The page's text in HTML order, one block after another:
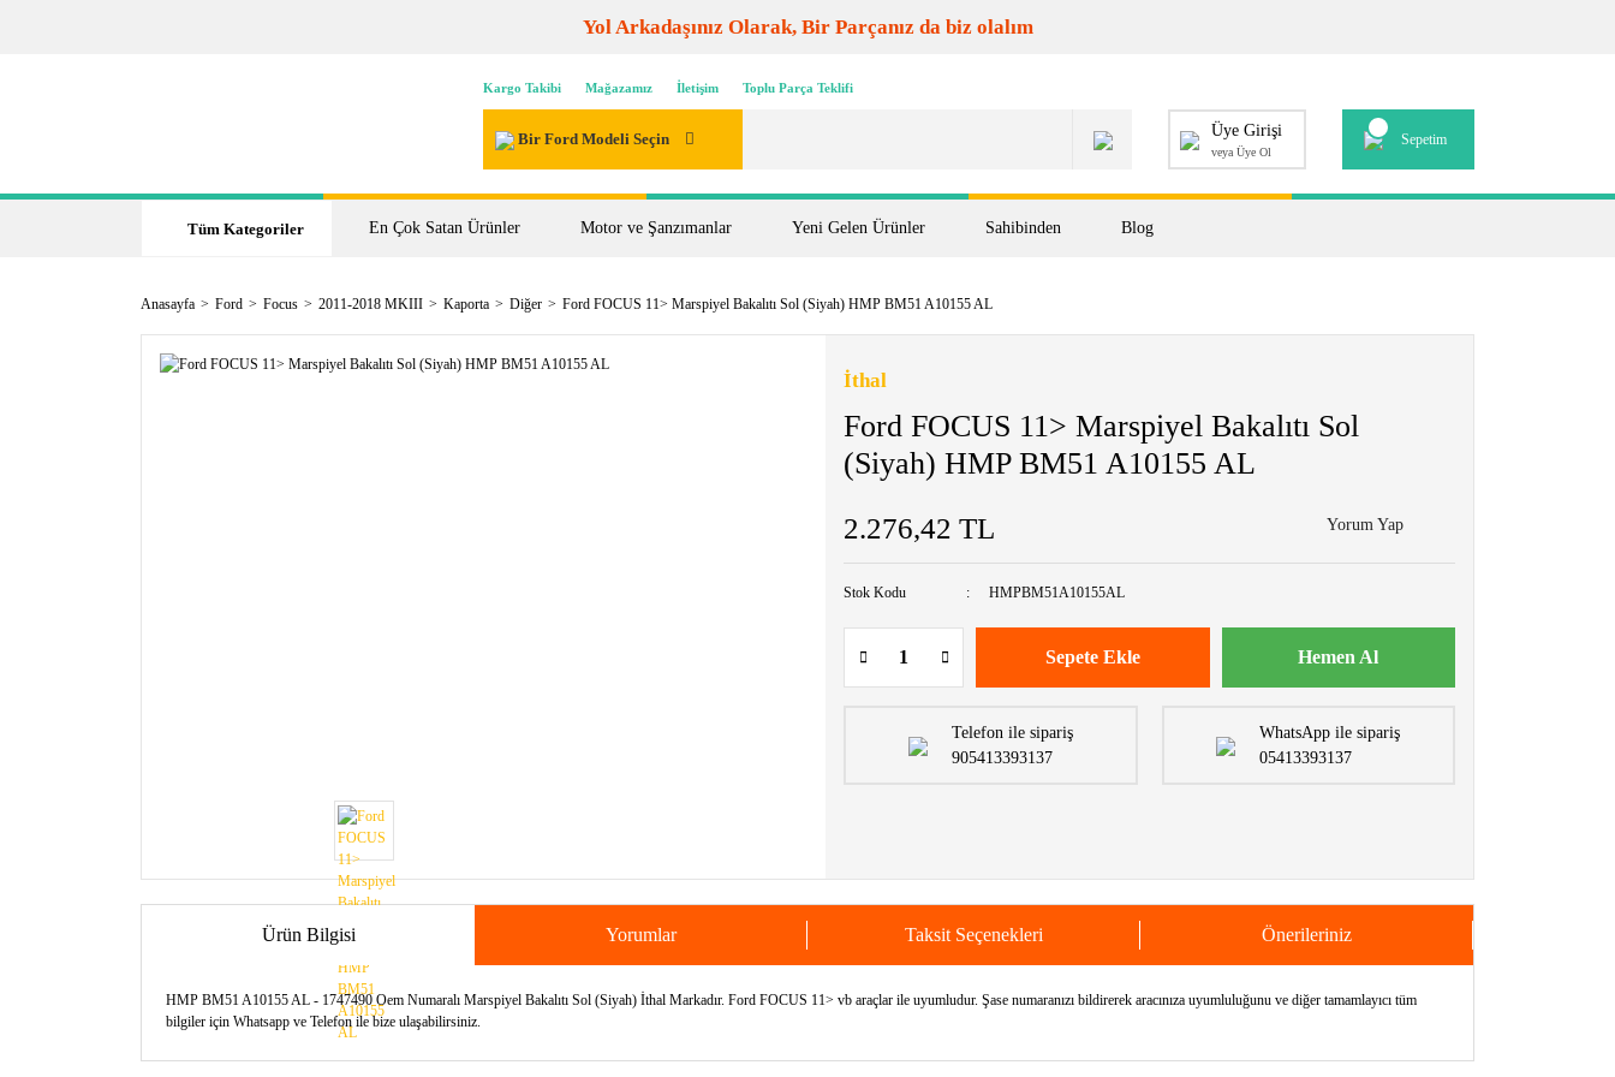
Yol Arkadaşınız Olarak, Bir Parçanız da biz olalım
Kargo Takibi Mağazamız İletişim Toplu Parça Teklifi
Bir Ford Modeli Seçin Üye Girişi
veya Üye Ol
Sepetim
Tüm Kategoriler En Çok Satan Ürünler Motor ve Şanzımanlar Yeni Gelen Ürünler Sahibinden Blog
Anasayfa Ford Focus 2011-2018 MKIII Kaporta Diğer Ford FOCUS 11> Marspiyel Bakalıtı Sol (Siyah) HMP BM51 A10155 AL
İthal
Ford FOCUS 11> Marspiyel Bakalıtı Sol
(Siyah) HMP BM51 A10155 AL
2.276,42 TL Yorum Yap
Stok Kodu HMPBM51A10155AL
Sepete Ekle Hemen Al
Telefon ile sipariş
905413393137
WhatsApp ile sipariş
05413393137
Ürün Bilgisi Yorumlar Taksit Seçenekleri Önerileriniz
HMP BM51 A10155 AL - 1747490 Oem Numaralı Marspiyel Bakalıtı Sol (Siyah) İthal Markadır. Ford FOCUS 11> vb araçlar ile uyumludur. Şase numaranızı bildirerek aracınıza uyumluluğunu ve diğer tamamlayıcı tüm
bilgiler için Whatsapp ve Telefon ile bize ulaşabilirsiniz.